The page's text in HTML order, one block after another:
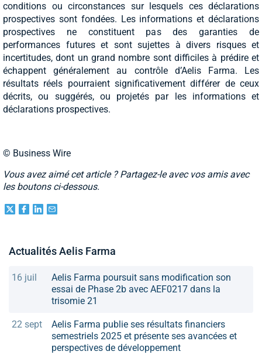
conditions ou circonstances sur lesquels ces déclarations
prospectives sont fondées. Les informations et déclarations
prospectives ne constituent pas des garanties de
performances futures et sont sujettes à divers risques et
incertitudes, dont un grand nombre sont difficiles à prédire et
échappent généralement au contrôle d’Aelis Farma. Les
résultats réels pourraient significativement différer de ceux
décrits, ou suggérés, ou projetés par les informations et
déclarations prospectives.
© Business Wire
Vous avez aimé cet article ? Partagez-le avec vos amis avec
les boutons ci-dessous.
Actualités Aelis Farma
16 juil
Aelis Farma poursuit sans modification son
essai de Phase 2b avec AEF0217 dans la
trisomie 21
22 sept
Aelis Farma publie ses résultats financiers
semestriels 2025 et présente ses avancées et
perspectives de développement